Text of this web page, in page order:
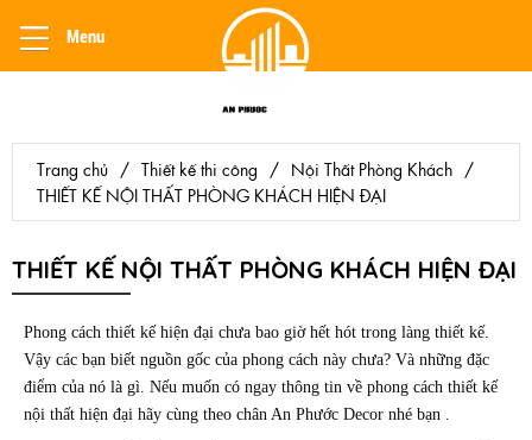
Menu
Trang chủ / Thiết kế thi công / Nội Thất Phòng Khách /
THIẾT KẾ NỘI THẤT PHÒNG KHÁCH HIỆN ĐẠI
THIẾT KẾ NỘI THẤT PHÒNG KHÁCH HIỆN ĐẠI
Phong cách thiết kế hiện đại chưa bao giờ hết hót trong làng thiết kế.
Vậy các bạn biết nguồn gốc của phong cách này chưa? Và những đặc
điểm của nó là gì. Nếu muốn có ngay thông tin về phong cách thiết kế
nội thất hiện đại hãy cùng theo chân An Phước Decor nhé bạn .